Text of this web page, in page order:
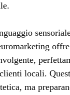
offre
locali.
ma